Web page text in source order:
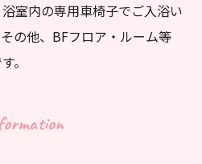
室内の専用車椅子でご入浴い
の他、BFフロア・ルーム等
。